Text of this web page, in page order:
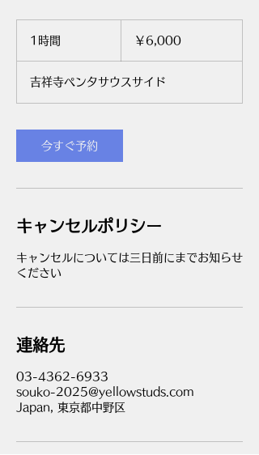
1時間 ￥6,000
吉祥寺ペンタサウスサイド
今すぐ予約
キャンセルポリシー
キャンセルについては三日前にまでお知らせ
ください
連絡先
03-4362-6933
souko-2025@yellowstuds.com
Japan, 東京都中野区